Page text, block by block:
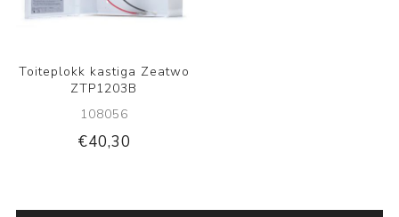
Toiteplokk kastiga Zeatwo
ZTP1203B
108056
€40,30